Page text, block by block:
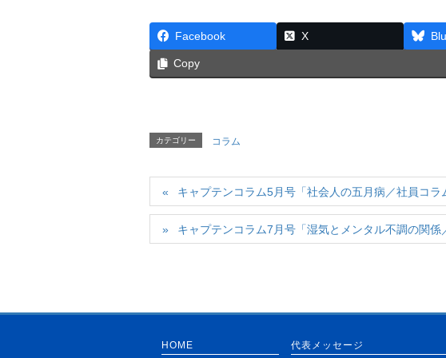
Facebook X
Copy
カテゴリー コラム
キャプテンコラム5月号「社会人の五月病／社員コラ
キャプテンコラム7月号「湿気とメンタル不調の関係
HOME 代表メッセージ